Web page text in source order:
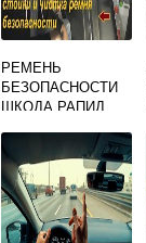
РЕМЕНЬ
БЕЗОПАСНОСТИ
ШКОДА РАПИД